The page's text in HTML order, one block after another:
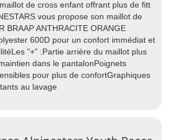
de cross enfant offrant plus de fitt
vous propose son maillot de
BRAAP ANTHRACITE ORANGE
600D pour un confort immédiat et
"+" :Partie arrière du maillot plus
dans le pantalonPoignets
pour plus de confortGraphiques
au lavage